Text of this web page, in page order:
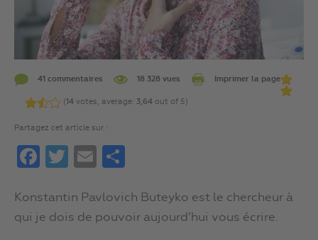
41 commentaires 18 328 vues Imprimer la page
(14 votes, average: 3,64 out of 5)
Partagez cet article sur :
FacebookTwitterEmail
Konstantin Pavlovich Buteyko est le chercheur à
qui je dois de pouvoir aujourd’hui vous écrire.